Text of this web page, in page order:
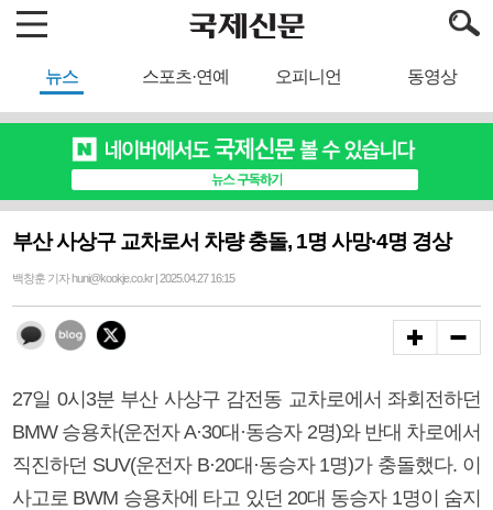
뉴스 스포츠·연예 오피니언 동영상
부산 사상구 교차로서 차량 충돌, 1명 사망·4명 경상
백창훈 기자 huni@kookje.co.kr | 2025.04.27 16:15
27일 0시3분 부산 사상구 감전동 교차로에서 좌회전하던
BMW 승용차(운전자 A·30대·동승자 2명)와 반대 차로에서
직진하던 SUV(운전자 B·20대·동승자 1명)가 충돌했다. 이
사고로 BWM 승용차에 타고 있던 20대 동승자 1명이 숨지